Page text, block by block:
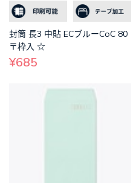
封筒 長3 中貼 ECブルーCoC 80
〒枠入 ☆
¥685